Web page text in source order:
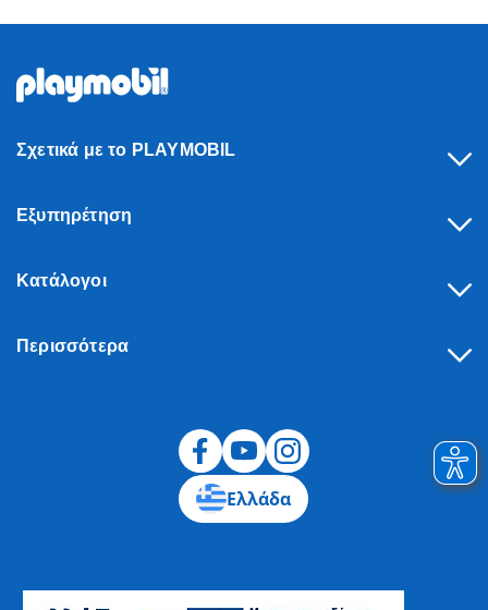
Σχετικά με το PLAYMOBIL
Εξυπηρέτηση
Κατάλογοι
Περισσότερα
Ελλάδα